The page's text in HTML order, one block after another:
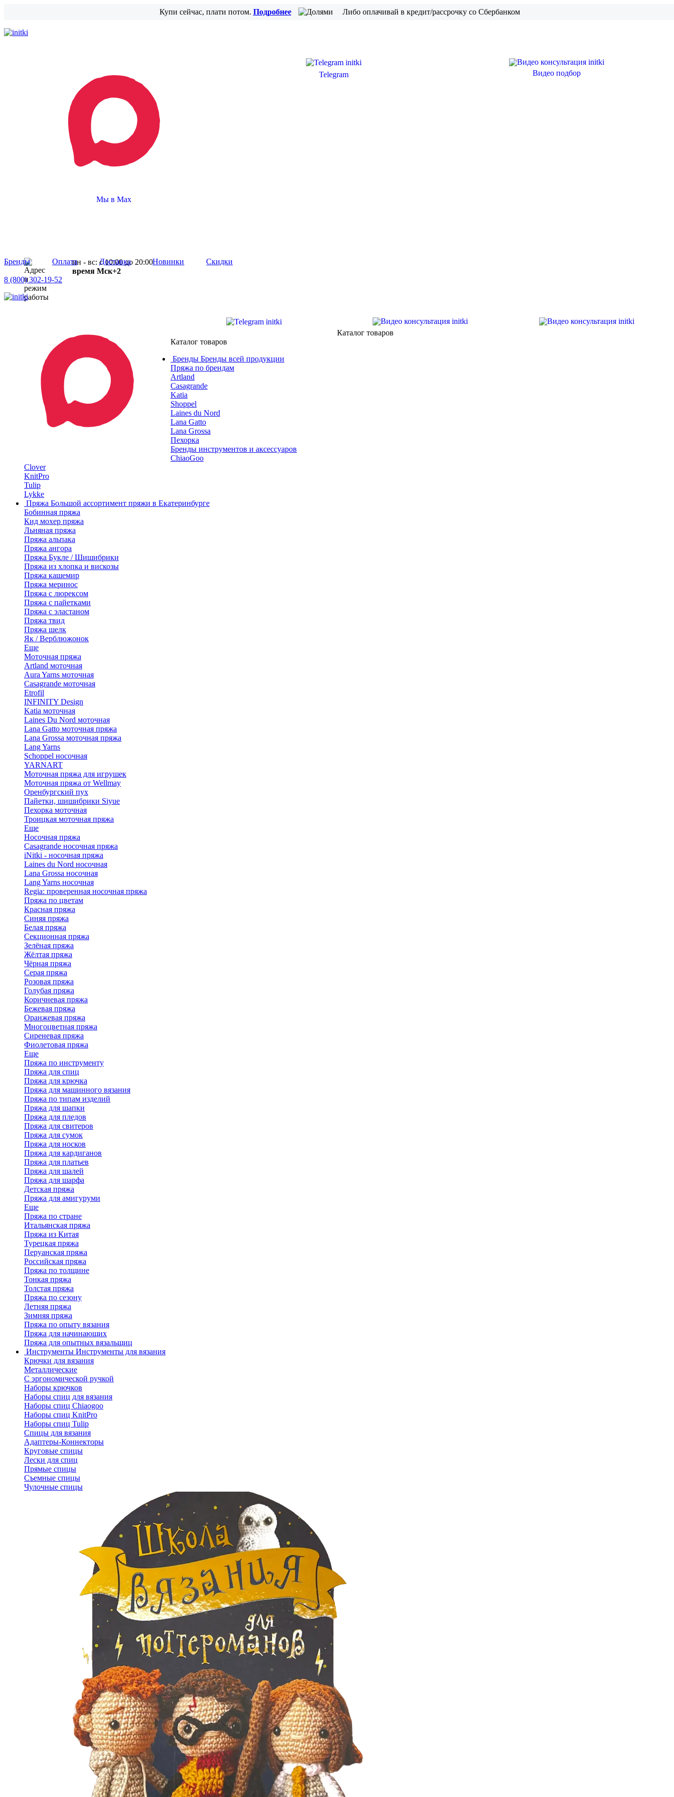
Купи сейчас, плати потом. Подробнее Либо оплачивай в кредит/рассрочку со Сбербанком
Мы в Max
Telegram Видео подбор
Бренды Оплата Доставка Новинки Скидки
8 (800) 302-19-52
пн - вс: с 10:00 до 20:00
время Мск+2
Каталог товаров
Каталог товаров
Бренды Бренды всей продукции
Пряжа по брендам
Artland
Casagrande
Katia
Shoppel
Laines du Nord
Lana Gatto
Lana Grossa
Пехорка
Бренды инструментов и аксессуаров
ChiaoGoo
Clover
KnitPro
Tulip
Lykke
Пряжа Большой ассортимент пряжи в Екатеринбурге
Бобинная пряжа
Кид мохер пряжа
Льняная пряжа
Пряжа альпака
Пряжа ангора
Пряжа Букле / Шишибрики
Пряжа из хлопка и вискозы
Пряжа кашемир
Пряжа меринос
Пряжа с люрексом
Пряжа с пайетками
Пряжа с эластаном
Пряжа твид
Пряжа шелк
Як / Верблюжонок
Еще
Моточная пряжа
Artland моточная
Aura Yarns моточная
Casagrande моточная
Etrofil
INFINITY Design
Katia моточная
Laines Du Nord моточная
Lana Gatto моточная пряжа
Lana Grossa моточная пряжа
Lang Yarns
Schoppel носочная
YARNART
Моточная пряжа для игрушек
Моточная пряжа от Wellmay
Оренбургский пух
Пайетки, шишибрики Siyue
Пехорка моточная
Троицкая моточная пряжа
Еще
Носочная пряжа
Casagrande носочная пряжа
iNitki - носочная пряжа
Laines du Nord носочная
Lana Grossa носочная
Lang Yarns носочная
Regia: проверенная носочная пряжа
Пряжа по цветам
Красная пряжа
Синяя пряжа
Белая пряжа
Секционная пряжа
Зелёная пряжа
Жёлтая пряжа
Чёрная пряжа
Серая пряжа
Розовая пряжа
Голубая пряжа
Коричневая пряжа
Бежевая пряжа
Оранжевая пряжа
Многоцветная пряжа
Сиреневая пряжа
Фиолетовая пряжа
Еще
Пряжа по инструменту
Пряжа для спиц
Пряжа для крючка
Пряжа для машинного вязания
Пряжа по типам изделий
Пряжа для шапки
Пряжа для пледов
Пряжа для свитеров
Пряжа для сумок
Пряжа для носков
Пряжа для кардиганов
Пряжа для платьев
Пряжа для шалей
Пряжа для шарфа
Детская пряжа
Пряжа для амигуруми
Еще
Пряжа по стране
Итальянская пряжа
Пряжа из Китая
Турецкая пряжа
Перуанская пряжа
Российская пряжа
Пряжа по толщине
Тонкая пряжа
Толстая пряжа
Пряжа по сезону
Летняя пряжа
Зимняя пряжа
Пряжа по опыту вязания
Пряжа для начинающих
Пряжа для опытных вязальщиц
Инструменты Инструменты для вязания
Крючки для вязания
Металлические
С эргономической ручкой
Наборы крючков
Наборы спиц для вязания
Наборы спиц Chiaogoo
Наборы спиц KnitPro
Наборы спиц Tulip
Спицы для вязания
Адаптеры-Коннекторы
Круговые спицы
Лески для спиц
Прямые спицы
Съемные спицы
Чулочные спицы